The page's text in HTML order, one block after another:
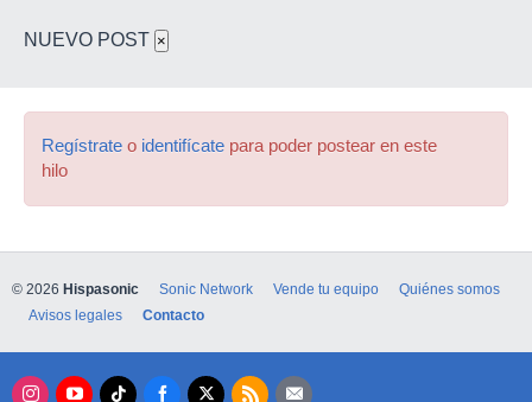
NUEVO POST ×
Regístrate o identifícate para poder postear en este
hilo
© 2026 Hispasonic Sonic Network Vende tu equipo
Quiénes somos
Avisos legales
Contacto